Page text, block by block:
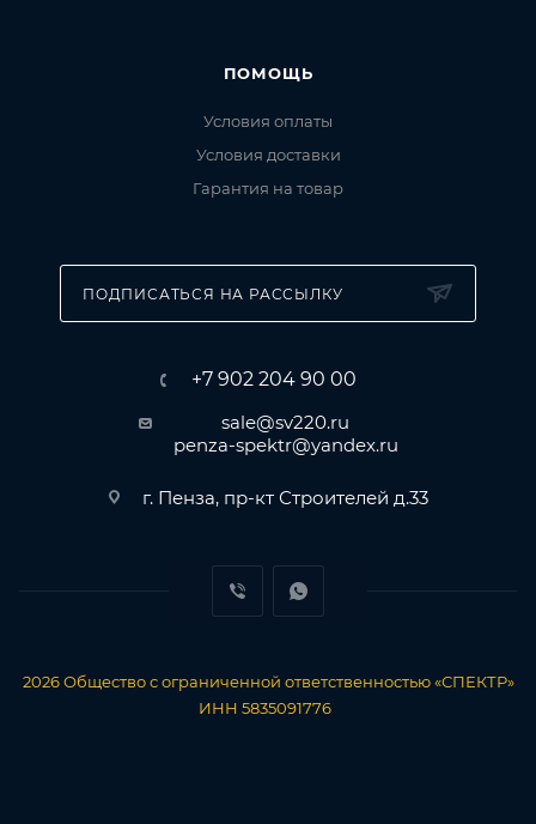
ПОМОЩЬ
Условия оплаты
Условия доставки
Гарантия на товар
ПОДПИСАТЬСЯ НА РАССЫЛКУ
+7 902 204 90 00
sale@sv220.ru
penza-spektr@yandex.ru
г. Пенза, пр-кт Строителей д.33
2026 Общество с ограниченной ответственностью «СПЕКТР»
ИНН 5835091776